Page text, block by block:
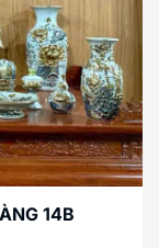
14B